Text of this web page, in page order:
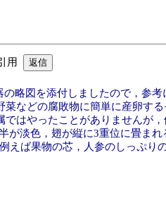
用
略図を添付しましたので，参
などの腐敗物に簡単に産卵す
はやったことがありませんが
が淡色，翅が縦に3重位に畳ま
えば果物の芯，人参のしっぷり